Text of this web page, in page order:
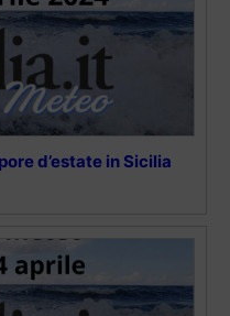
d’estate in Sicilia